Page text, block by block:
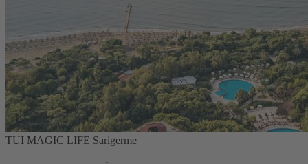
TUI MAGIC LIFE Sarigerme